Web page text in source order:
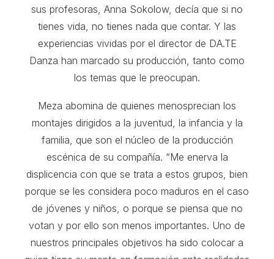
sus profesoras, Anna Sokolow, decía que si no
tienes vida, no tienes nada que contar. Y las
experiencias vividas por el director de DA.TE
Danza han marcado su producción, tanto como
los temas que le preocupan.
Meza abomina de quienes menosprecian los
montajes dirigidos a la juventud, la infancia y la
familia, que son el núcleo de la producción
escénica de su compañía. “Me enerva la
displicencia con que se trata a estos grupos, bien
porque se les considera poco maduros en el caso
de jóvenes y niños, o porque se piensa que no
votan y por ello son menos importantes. Uno de
nuestros principales objetivos ha sido colocar a